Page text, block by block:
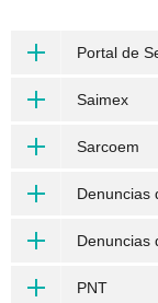
Portal de
Saimex
Sarcoem
Denuncias
Denuncias
PNT